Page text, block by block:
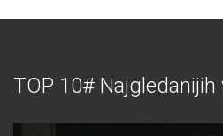
TOP 10# Najgledanijih